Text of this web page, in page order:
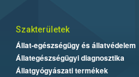
Szakterületek
Állat-egészségügy és állatvédelem
Állategészségügyi diagnosztika
Állatgyógyászati termékek